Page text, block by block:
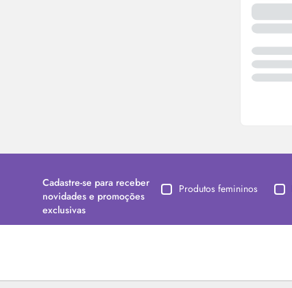
Cadastre-se para receber
novidades e promoções
exclusivas
Produtos femininos